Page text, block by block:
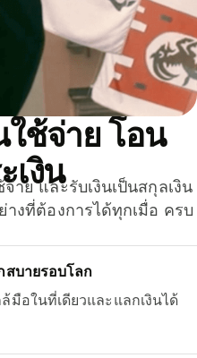
ช้จ่าย โอน
เงิน
าย และรับเงินเป็นสกุลเงิน
งที่ต้องการได้ทุกเมื่อ ครบ
สบายรอบโลก
มือในที่เดียวและแลกเงินได้